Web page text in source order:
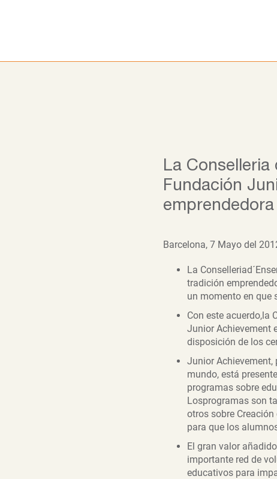
La
Fundación
Barcelona, 7 Mayo del
La
tradición
un momento en que
Con este acuerdo,la
Junior Achievement
disposición de los
Junior
mundo, está
programas sobre
Losprogramas son
otros sobre
para que los
El gran valor
importante red de
educativos para